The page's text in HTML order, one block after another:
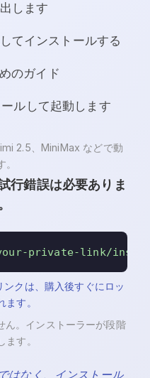
します
てインストールする
のガイド
ルして起動します
2.5、MiniMax などで動
行錯誤は必要ありま
private-link/
クは、購入後すぐにロッ
ます。
ん。インストーラーが段階
ます。
はなく、インストール